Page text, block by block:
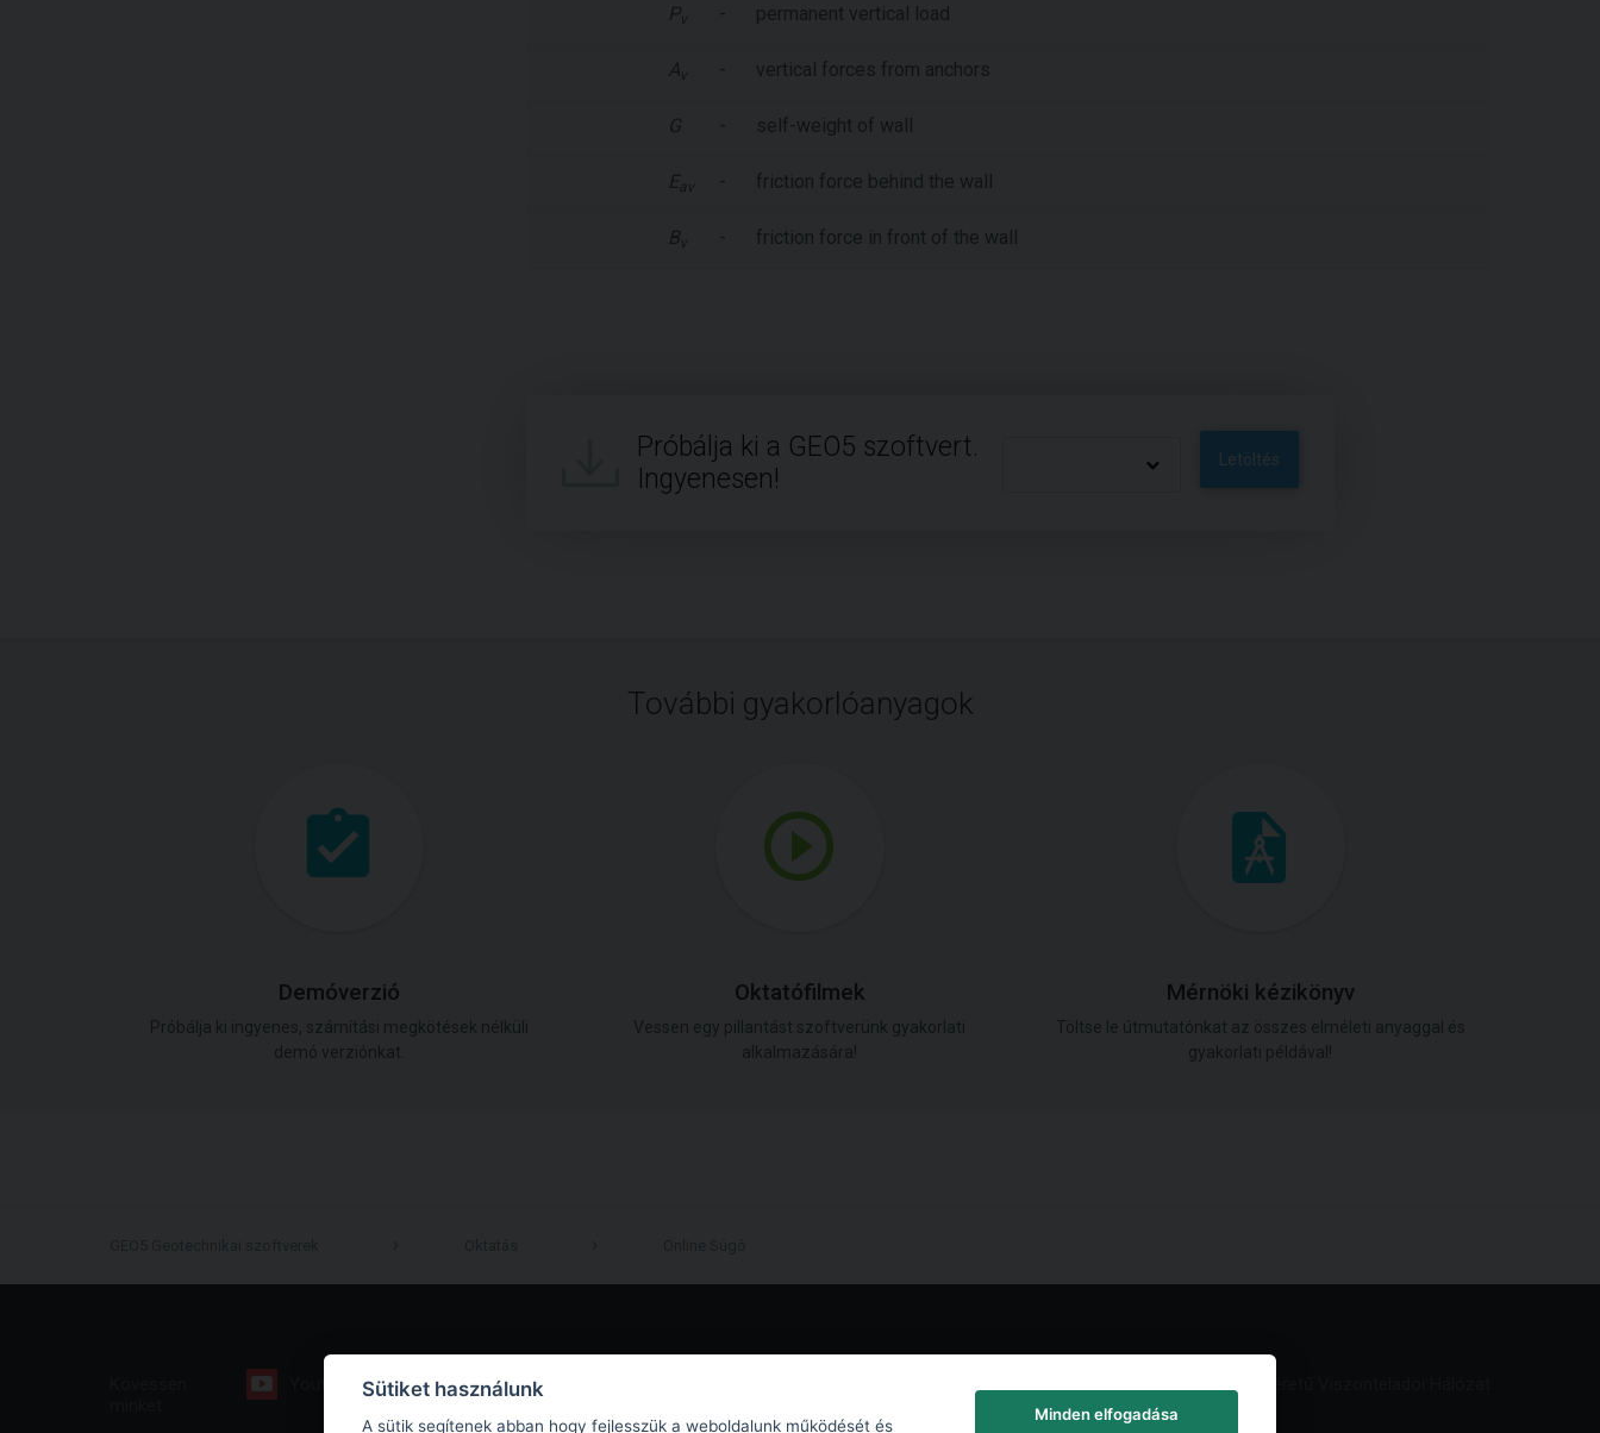
Pv - permanent vertical load
Av - vertical forces from anchors
G - self-weight of wall
E av - friction force behind the wall
Bv - friction force in front of the wall
Próbálja ki a GEO5 szoftvert.
Ingyenesen!
Letöltés
További gyakorlóanyagok
Demóverzió Oktatófilmek Mérnöki kézikönyv
Facebook
Sütiket használunk
A sütik segítenek abban hogy fejlesszük a weboldalunk működését és
Minden elfogadása